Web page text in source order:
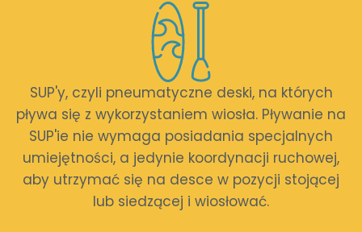
SUP'y, czyli pneumatyczne deski, na których
pływa się z wykorzystaniem wiosła. Pływanie na
SUP'ie nie wymaga posiadania specjalnych
umiejętności, a jedynie koordynacji ruchowej,
aby utrzymać się na desce w pozycji stojącej
lub siedzącej i wiosłować.